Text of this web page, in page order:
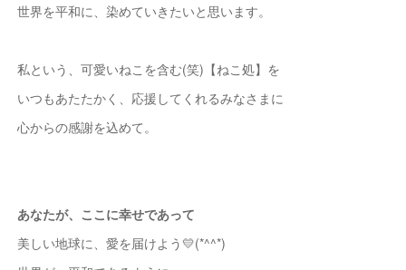
世界を平和に、染めていきたいと思います。
私という、可愛いねこを含む(笑)【ねこ処】を
いつもあたたかく、応援してくれるみなさまに
心からの感謝を込めて。
あなたが、ここに幸せであって
美しい地球に、愛を届けよう💛(*^^*)